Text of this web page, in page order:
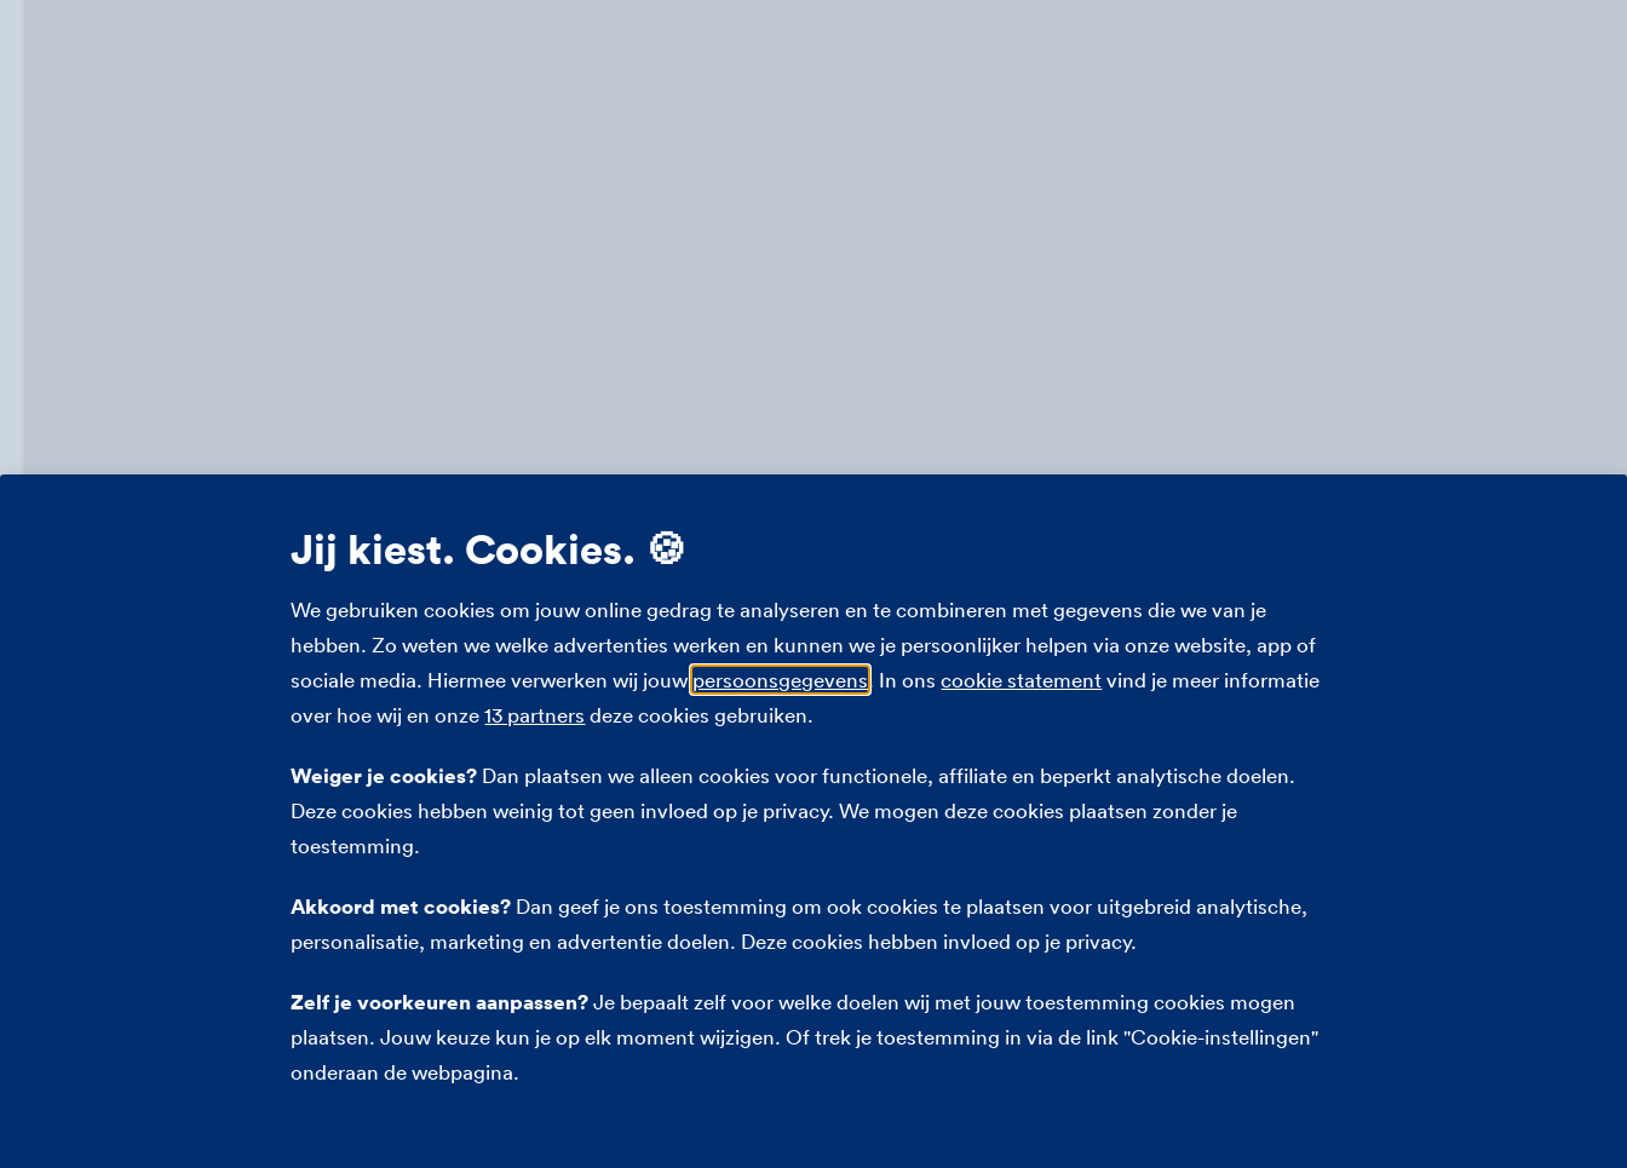
Alle verzekeringen Klantverhalen FBTO klanten
Voel je vrij
Jij kiest. Cookies. 🍪
We gebruiken cookies om jouw online gedrag te analyseren en te combineren met gegevens die we van je
hebben. Zo weten we welke advertenties werken en kunnen we je persoonlijker helpen via onze website, app of
sociale media. Hiermee verwerken wij jouw persoonsgegevens. In onscookie statementvind je meer informatie
over hoe wij en onze13 partners deze cookies gebruiken.
Weiger je cookies? Dan plaatsen we alleen cookies voor functionele, affiliate en beperkt analytische doelen.
Deze cookies hebben weinig tot geen invloed op je privacy. We mogen deze cookies plaatsen zonder je
toestemming.
Akkoord met cookies? Dan geef je ons toestemming om ook cookies te plaatsen voor uitgebreid analytische,
personalisatie, marketing en advertentie doelen. Deze cookies hebben invloed op je privacy.
Zelf je voorkeuren aanpassen?Je bepaalt zelf voor welke doelen wij met jouw toestemming cookies mogen
plaatsen. Jouw keuze kun je op elk moment wijzigen. Of trek je toestemming in via de link "Cookie-instellingen"
onderaan de webpagina.